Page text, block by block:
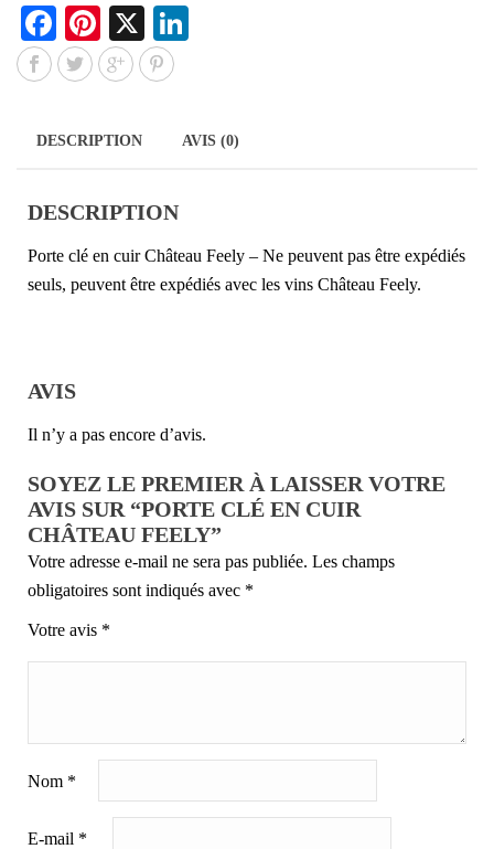
Fa
ce
bo
ok
Pi
nt
er
es
X
In
DESCRIPTION AVIS (0)
DESCRIPTION
Porte clé en cuir Château Feely – Ne peuvent pas être expédiés
seuls, peuvent être expédiés avec les vins Château Feely.
AVIS
Il n’y a pas encore d’avis.
SOYEZ LE PREMIER À LAISSER VOTRE
AVIS SUR “PORTE CLÉ EN CUIR
CHÂTEAU FEELY”
Votre adresse e-mail ne sera pas publiée. Les champs
obligatoires sont indiqués avec *
Votre avis *
Nom *
E-mail *